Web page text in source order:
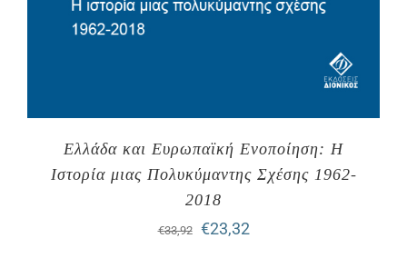
Ελλάδα και Ευρωπαϊκή Ενοποίηση: Η
Ιστορία μιας Πολυκύμαντης Σχέσης 1962-
2018
€33,92
Original
€23,32Η